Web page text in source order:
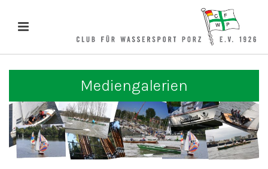
Mediengalerien